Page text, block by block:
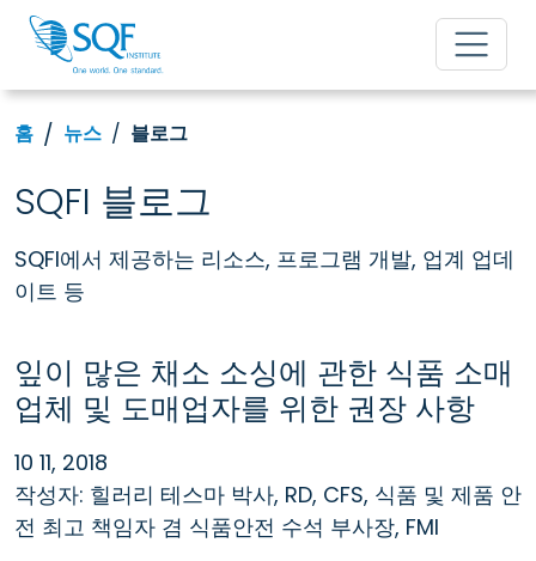
홈 뉴스 블로그
SQFI 블로그
SQFI에서 제공하는 리소스, 프로그램 개발, 업계 업데
이트 등
잎이 많은 채소 소싱에 관한 식품 소매
업체 및 도매업자를 위한 권장 사항
10 11, 2018
작성자: 힐러리 테스마 박사, RD, CFS, 식품 및 제품 안
전 최고 책임자 겸 식품안전 수석 부사장, FMI